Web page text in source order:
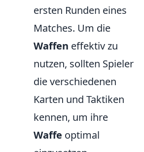
ersten Runden eines
Matches. Um die
Waffen effektiv zu
nutzen, sollten Spieler
die verschiedenen
Karten und Taktiken
kennen, um ihre
Waffe optimal